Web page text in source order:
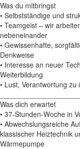
Was du mitbringst
• Selbstständige und
• Teamgeist – wir
nebeneinander
• Gewissenhafte,
Denkweise
• Interesse an neuer
Weiterbildung
• Lust, Verantwortung zu
Was dich erwartet
• 37-Stunden-Woche in
• Abwechslungsreiche
klassischer Heiztechnik
Wärmepumpe